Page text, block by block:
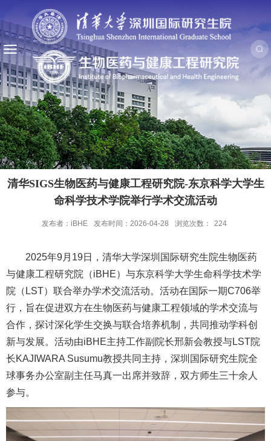
清华SIGS生物医药与健康工程研究院-东京科学大学生
命科学技术学院举行学术交流活动
发布者：iBHE 发布时间：2026-04-28 浏览次数： 224
2025年9月19日，清华大学深圳国际研究生院生物医药
与健康工程研究院（iBHE）与东京科学大学生命科学技术学
院（LST）联合举办学术交流活动。活动在国际一期C706举
行，旨在促进双方在生物医药与健康工程领域的学术交流与
合作，探讨深化学生交换与联合培养机制，共同推动学科创
新与发展。活动由iBHE主持工作副院长邢新会教授与LST院
长KAJIWARA Susumu教授共同主持，深圳国际研究生院全
球事务办公室副主任马真一出席并致辞，双方师生三十余人
参与。